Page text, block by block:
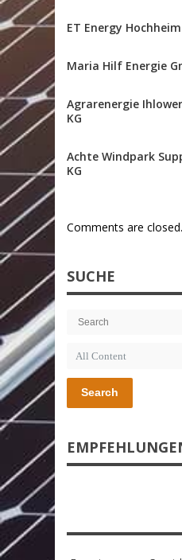
ET Energy
Maria Hilf Energie
Agrarenergie
KG
Achte Windpark
KG
Comments are closed.
SUCHE
Search